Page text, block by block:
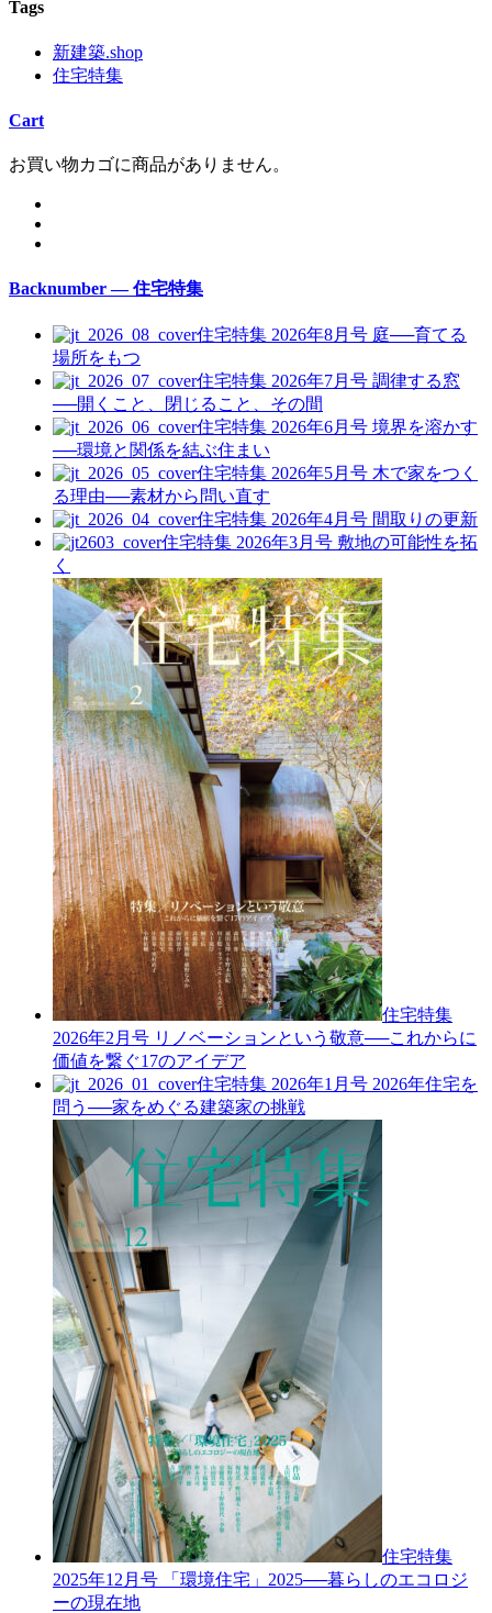
Tags
新建築.shop
住宅特集
Cart
お買い物カゴに商品がありません。
Backnumber — 住宅特集
住宅特集 2026年8月号 庭──育てる
場所をもつ
住宅特集 2026年7月号 調律する窓
──開くこと、閉じること、その間
住宅特集 2026年6月号 境界を溶かす
──環境と関係を結ぶ住まい
住宅特集 2026年5月号 木で家をつく
る理由──素材から問い直す
住宅特集 2026年4月号 間取りの更新
住宅特集 2026年3月号 敷地の可能性を拓
く
住宅特集
2026年2月号 リノベーションという敬意──これからに
価値を繋ぐ17のアイデア
住宅特集 2026年1月号 2026年住宅を
問う──家をめぐる建築家の挑戦
住宅特集
2025年12月号
「環境住宅」2025──暮らしのエコロジ
ーの現在地